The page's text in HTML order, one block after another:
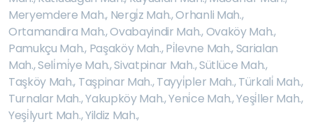
Meryemdere Mah., Nergi̇z Mah.,Orhanli Mah.,
Ortamandira Mah.,Ovabayindir Mah.,Ovaköy Mah.,
Pamukçu Mah., Paşaköy Mah.,Pi̇levne Mah.,Sarialan
Mah.,Seli̇mi̇ye Mah.,Sivatpinar Mah.,Sütlüce Mah.,
Taşköy Mah., Taşpinar Mah.,Tayyi̇pler Mah.,Türkali̇ Mah.,
Turnalar Mah.,Yakupköy Mah.,Yeni̇ce Mah.,Yeşi̇ller Mah.,
Yeşi̇lyurt Mah.,Yildiz Mah.,